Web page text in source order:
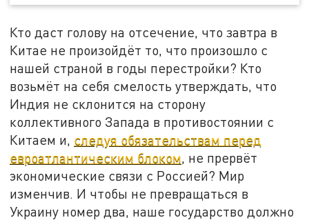
Кто даст голову на отсечение, что завтра в
Китае не произойдёт то, что произошло с
нашей страной в годы перестройки? Кто
возьмёт на себя смелость утверждать, что
Индия не склонится на сторону
коллективного Запада в противостоянии с
Китаем и, следуя обязательствам перед
евроатлантическим блоком, не прервёт
экономические связи с Россией? Мир
изменчив. И чтобы не превращаться в
Украину номер два, наше государство должно